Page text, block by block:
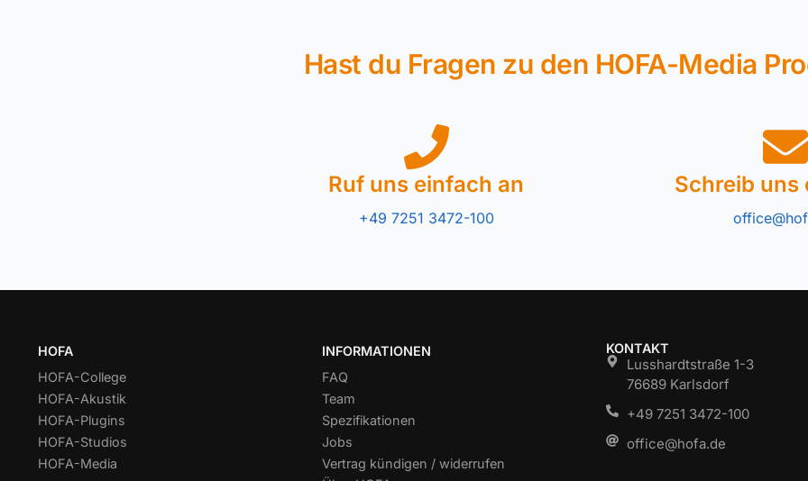
Hast du Fragen zu den HOFA-Media
Ruf uns einfach an
+49 7251 3472-100
Schreib uns
HOFA
HOFA-College
HOFA-Akustik
HOFA-Plugins
HOFA-Studios
HOFA-Media
INFORMATIONEN
FAQ
Team
Spezifikationen
Jobs
Vertrag kündigen / widerrufen
KONTAKT
Lusshardtstraße 1-3
76689 Karlsdorf
+49 7251 3472-100
office@hofa.de